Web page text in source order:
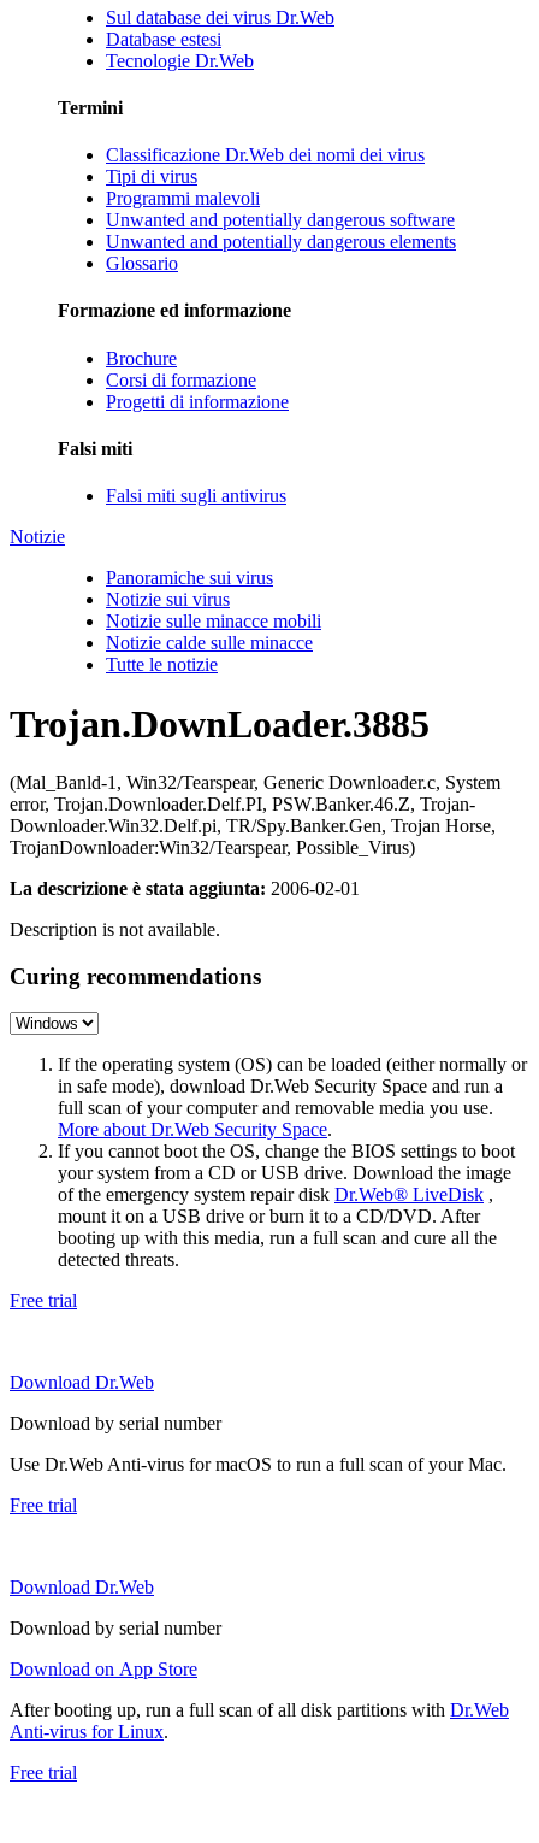
Sul database dei virus Dr.Web
Database estesi
Tecnologie Dr.Web
Termini
Classificazione Dr.Web dei nomi dei virus
Tipi di virus
Programmi malevoli
Unwanted and potentially dangerous software
Unwanted and potentially dangerous elements
Glossario
Formazione ed informazione
Brochure
Corsi di formazione
Progetti di informazione
Falsi miti
Falsi miti sugli antivirus
Notizie
Panoramiche sui virus
Notizie sui virus
Notizie sulle minacce mobili
Notizie calde sulle minacce
Tutte le notizie
Trojan.DownLoader.3885
(Mal_Banld-1, Win32/Tearspear, Generic Downloader.c, System
error, Trojan.Downloader.Delf.PI, PSW.Banker.46.Z, Trojan-
Downloader.Win32.Delf.pi, TR/Spy.Banker.Gen, Trojan Horse,
TrojanDownloader:Win32/Tearspear, Possible_Virus)
La descrizione è stata aggiunta: 2006-02-01
Description is not available.
Curing recommendations
If the operating system (OS) can be loaded (either normally or
in safe mode), download Dr.Web Security Space and run a
full scan of your computer and removable media you use.
More about Dr.Web Security Space.
If you cannot boot the OS, change the BIOS settings to boot
your system from a CD or USB drive. Download the image
of the emergency system repair disk Dr.Web® LiveDisk ,
mount it on a USB drive or burn it to a CD/DVD. After
booting up with this media, run a full scan and cure all the
detected threats.
Free trial
Download Dr.Web
Download by serial number
Use Dr.Web Anti-virus for macOS to run a full scan of your Mac.
Free trial
Download Dr.Web
Download by serial number
Download on App Store
After booting up, run a full scan of all disk partitions with Dr.Web
Anti-virus for Linux.
Free trial